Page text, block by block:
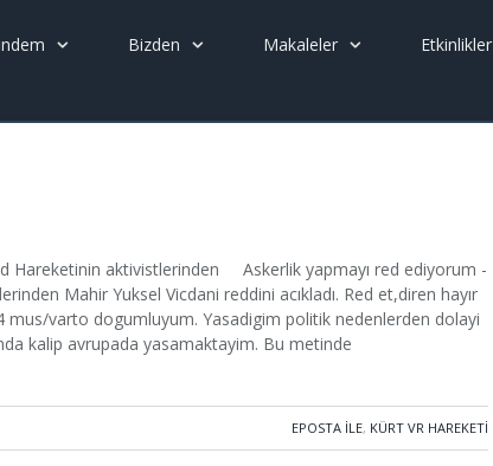
Bizden Makaleler Etkinlikler
Hareketinin aktivistlerinden Askerlik yapmayı red ediyorum -
Mahir Yuksel Vicdani reddini acıkladı. Red et,diren hayır
mus/varto dogumluyum. Yasadigim politik nedenlerden dolayi
kalip avrupada yasamaktayim. Bu metinde
EPOSTA ILE, KÜRT VR HAREKETI